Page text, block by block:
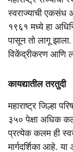
स्वराज्याची एकसंध
१९६१ मध्ये हा
पासून तो लागू
विकेंद्रीकरण आणि
कायद्यातील तरतुदी
महाराष्ट्र जिल्हा
३५० पेक्षा अधिक
प्रत्येक कलम ही
मार्गदर्शिका आहे.